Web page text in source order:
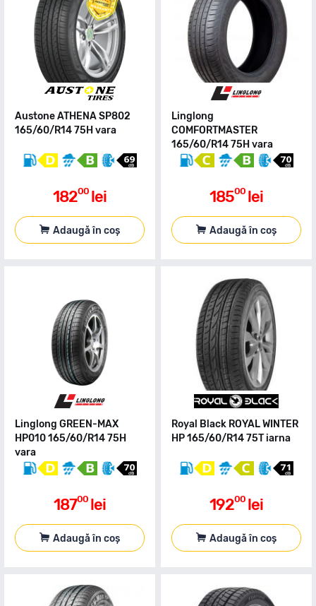
Austone ATHENA SP802
165/60/R14 75H vara
18200 lei
Adaugă în coș
Linglong
COMFORTMASTER
165/60/R14 75H vara
18500 lei
Adaugă în coș
Linglong GREEN-MAX
HP010 165/60/R14 75H
vara
18700 lei
Adaugă în coș
Royal Black ROYAL WINTER
HP 165/60/R14 75T iarna
19200 lei
Adaugă în coș